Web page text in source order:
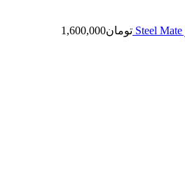
تومان1,600,000